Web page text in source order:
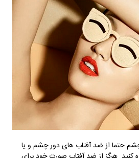
حتما از ضد آفتاب های دور چشم و یا